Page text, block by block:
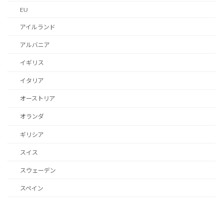
EU
アイルランド
アルバニア
イギリス
イタリア
オーストリア
オランダ
ギリシア
スイス
スウェーデン
スペイン